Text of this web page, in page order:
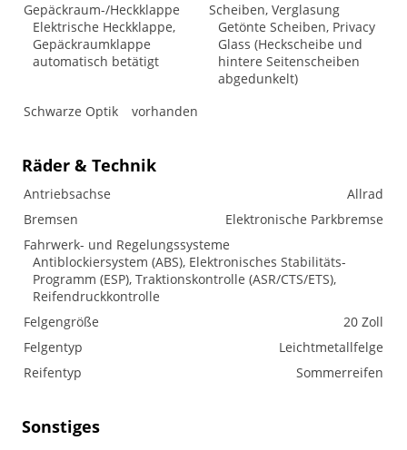
Gepäckraum-/Heckklappe
Elektrische Heckklappe,
Gepäckraumklappe
automatisch betätigt
Scheiben, Verglasung
Getönte Scheiben, Privacy
Glass (Heckscheibe und
hintere Seitenscheiben
abgedunkelt)
Schwarze Optik
vorhanden
Räder & Technik
Antriebsachse
Allrad
Bremsen
Elektronische Parkbremse
Fahrwerk- und Regelungssysteme
Antiblockiersystem (ABS), Elektronisches Stabilitäts-
Programm (ESP), Traktionskontrolle (ASR/CTS/ETS),
Reifendruckkontrolle
Felgengröße
20 Zoll
Felgentyp
Leichtmetallfelge
Reifentyp
Sommerreifen
Sonstiges